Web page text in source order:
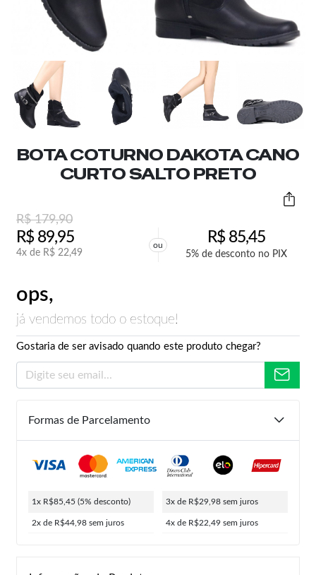
BOTA COTURNO DAKOTA CANO
CURTO SALTO PRETO
R$179,90
R$89,95
4x de R$ 22,49
ou R$85,45
5% de desconto no PIX
ops,
já vendemos todo o estoque!
Gostaria de ser avisado quando este produto chegar?
Formas de Parcelamento
1x R$85,45 (5% desconto)
2x de R$44,98 sem juros
3x de R$29,98 sem juros
4x de R$22,49 sem juros